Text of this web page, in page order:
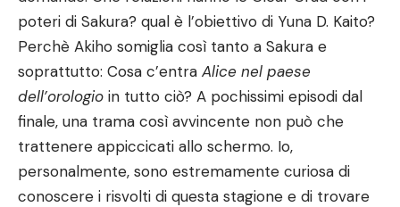
poteri di Sakura? qual è l’obiettivo di Yuna D. Kaito?
Perchè Akiho somiglia così tanto a Sakura e
soprattutto: Cosa c’entra Alice nel paese
dell’orologio in tutto ciò? A pochissimi episodi dal
finale, una trama così avvincente non può che
trattenere appiccicati allo schermo. Io,
personalmente, sono estremamente curiosa di
conoscere i risvolti di questa stagione e di trovare